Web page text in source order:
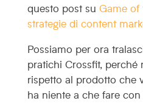
questo post su Game of
strategie di content
Possiamo per ora
pratichi Crossfit, perché
rispetto al prodotto che
ha niente a che fare con